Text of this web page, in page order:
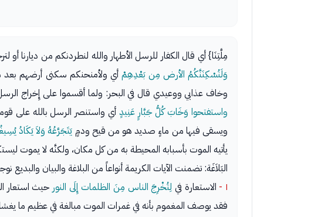
مِلَّتِنَا} أي قال الكفار للرسل الأطهار والله لنطردنكم من ديارنا أو
وَلَنُسْكِنَنَّكُمُ الأرض مِن بَعْدِهِمْ أي ولأمنحنكم سكنى أرضهم بعد
وخاف عذابي ووعيدي قال في البحر: ولما أقسموا على إِخراج
واستفتحوا وَخَابَ كُلُّ جَبَّارٍ عَنِيدٍأي واستنصر الرسل بالله على
ويسقى فيها من ماءٍ صديد هو من قيح ودمٍ يَتَجَرَّعُهُ وَلاَ يَكَادُ
يأتيه الموت بأسبابه المحيطة به من كل مكان، ولكنَّه لا يموت
البَلاَغَة: تضمنت الآيات الكريمة أنواعاً من البلاغة والبيان والبديع
١ -
الاستعارة في لِتُخْرِجَ الناس مِنَ الظلمات إِلَى النور حيث استعار
فقد يوصف المغموم بأنه في غمرات الموت مبالغة في عظيم ما